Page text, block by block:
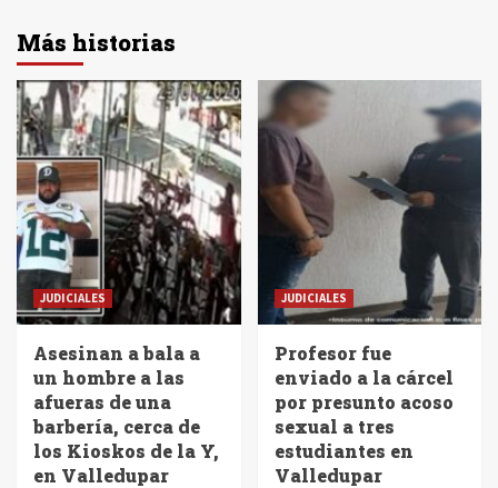
Más historias
JUDICIALES
Asesinan a bala a
un hombre a las
afueras de una
barbería, cerca de
los Kioskos de la Y,
en Valledupar
JUDICIALES
Profesor fue
enviado a la cárcel
por presunto acoso
sexual a tres
estudiantes en
Valledupar